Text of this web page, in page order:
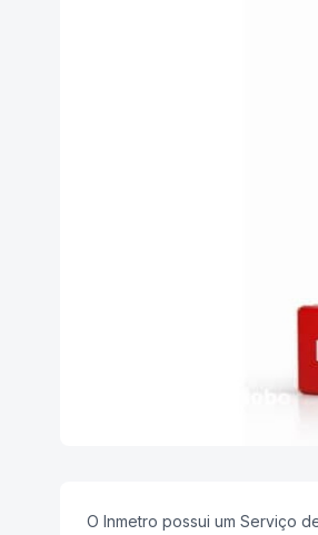
O Inmetro possui um Serviço